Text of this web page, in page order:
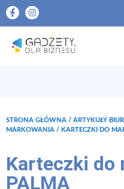
STRONA GŁÓWNA / ARTYKUŁY
MARKOWANIA / KARTECZKI DO
Karteczki do
PALMA